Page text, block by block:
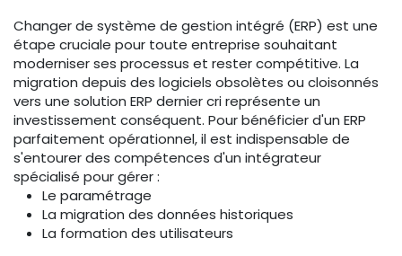
Changer de système de gestion intégré (ERP) est une
étape cruciale pour toute entreprise souhaitant
moderniser ses processus et rester compétitive. La
migration depuis des logiciels obsolètes ou cloisonnés
vers une solution ERP dernier cri représente un
investissement conséquent. Pour bénéficier d'un ERP
parfaitement opérationnel, il est indispensable de
s'entourer des compétences d'un intégrateur
spécialisé pour gérer :
Le paramétrage
La migration des données historiques
La formation des utilisateurs